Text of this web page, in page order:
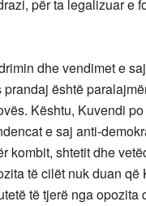
për ta legalizuar e
dhe vendimet e
është
Kështu, Kuvendi po
e saj anti-
kombit, shtetit dhe
të cilët nuk duan që
të tjerë nga opozita